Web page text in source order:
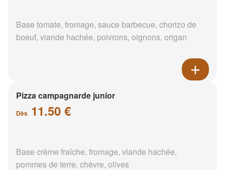
Base tomate, fromage, sauce barbecue, chorizo de
boeuf, viande hachée, poivrons, oignons, origan
Pizza campagnarde junior
Dès 11.50 €
Base crème fraîche, fromage, viande hachée,
pommes de terre, chèvre, olives